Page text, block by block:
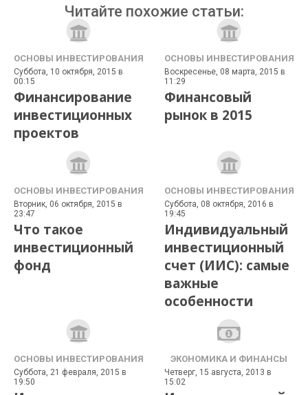
Читайте похожие статьи:
ОСНОВЫ ИНВЕСТИРОВАНИЯ
Суббота, 10 октября, 2015 в
00:15
Финансирование
инвестиционных
проектов
ОСНОВЫ ИНВЕСТИРОВАНИЯ
Воскресенье, 08 марта, 2015 в
11:29
Финансовый
рынок в 2015
ОСНОВЫ ИНВЕСТИРОВАНИЯ
Вторник, 06 октября, 2015 в
23:47
Что такое
инвестиционный
фонд
ОСНОВЫ ИНВЕСТИРОВАНИЯ
Суббота, 08 октября, 2016 в
19:45
Индивидуальный
инвестиционный
счет (ИИС): самые
важные
особенности
ОСНОВЫ ИНВЕСТИРОВАНИЯ
Суббота, 21 февраля, 2015 в
19:50
ЭКОНОМИКА И ФИНАНСЫ
Четверг, 15 августа, 2013 в
15:02